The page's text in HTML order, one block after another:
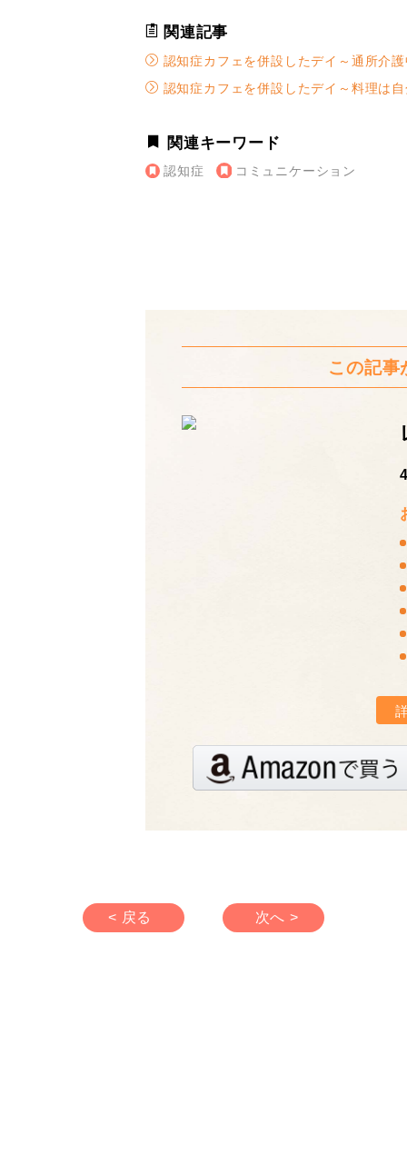
関連記事
認知症カフェを併設したデイ～通所介
認知症カフェを併設したデイ～料理は
関連キーワード
認知症 コミュニケーション
この記事
< 戻る 次へ >